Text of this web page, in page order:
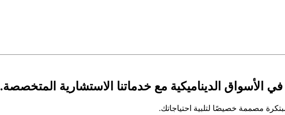
الأسواق الديناميكية مع خدماتنا الاستشارية المتخصصة.